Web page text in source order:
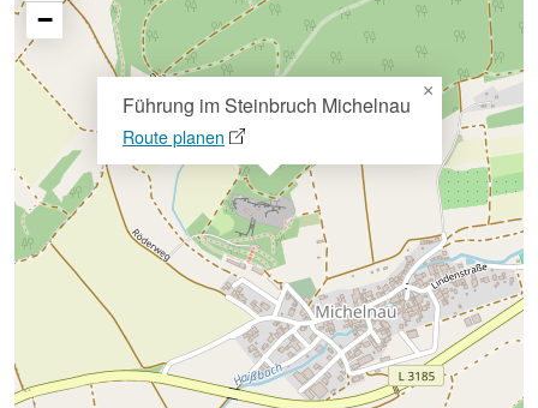
Führung im Steinbruch Michelnau
Route planen
×
−